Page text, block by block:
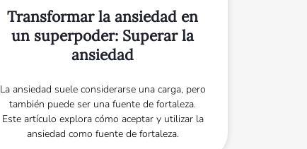
Transformar la ansiedad en
un superpoder: Superar la
ansiedad
La ansiedad suele considerarse una carga, pero
también puede ser una fuente de fortaleza.
Este artículo explora cómo aceptar y utilizar la
ansiedad como fuente de fortaleza.